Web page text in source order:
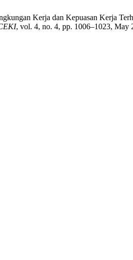
Kerja dan Kepuasan Kerja
, vol. 4, no. 4, pp. 1006–1023, May